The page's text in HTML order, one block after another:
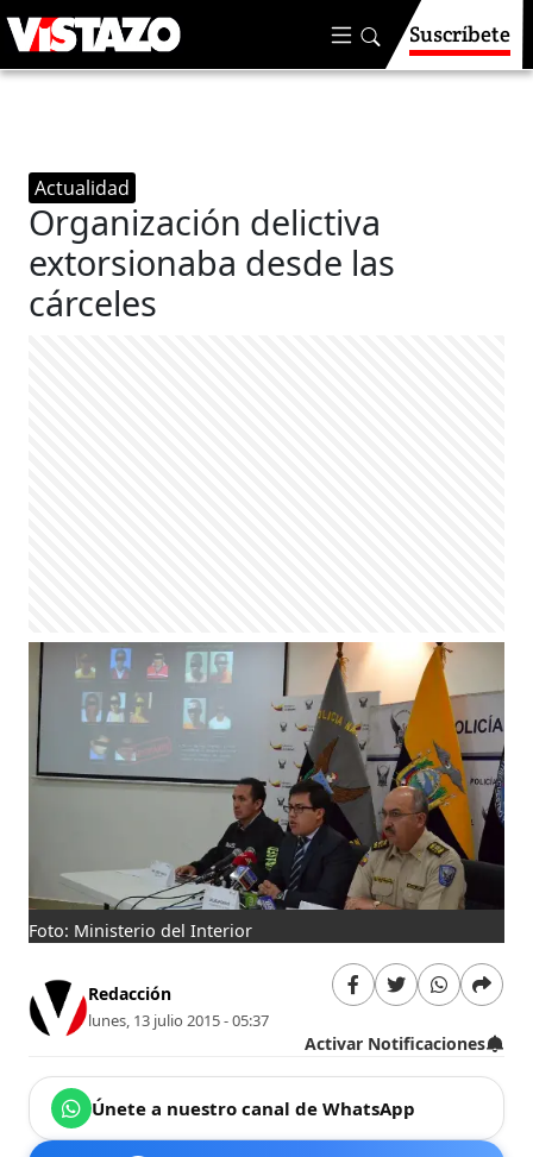
Suscríbete
Actualidad
Organización delictiva
extorsionaba desde las
cárceles
Foto: Ministerio del Interior
Redacción
lunes, 13 julio 2015 - 05:37
Activar Notificaciones
Únete a nuestro canal de WhatsApp